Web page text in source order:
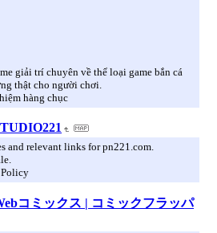
giải trí chuyên về thể loại game bắn cá
thật cho người chơi.
hàng chục
and relevant links for pn221.com.
Policy
コミックス | コミックフラッパ